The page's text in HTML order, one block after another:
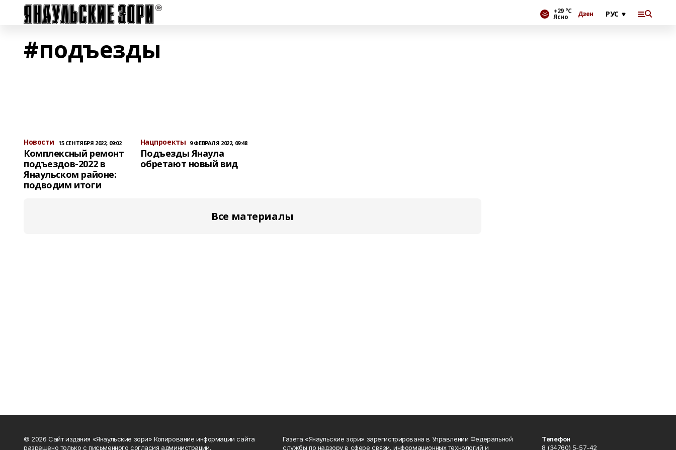
+29 °С
Ясно Дзен
#подъезды
Новости 15 СЕНТЯБРЯ 2022, 09:02
Комплексный ремонт
подъездов-2022 в
Янаульском районе:
подводим итоги
Нацпроекты 9 ФЕВРАЛЯ 2022, 09:48
Подъезды Янаула
обретают новый вид
Все материалы
© 2026 Сайт издания «Янаульские зори» Копирование информации сайта
разрешено только с письменного согласия администрации.
Газета «Янаульские зори» зарегистрирована в Управлении Федеральной
службы по надзору в сфере связи, информационных технологий и
Телефон
8 (34760) 5-57-42